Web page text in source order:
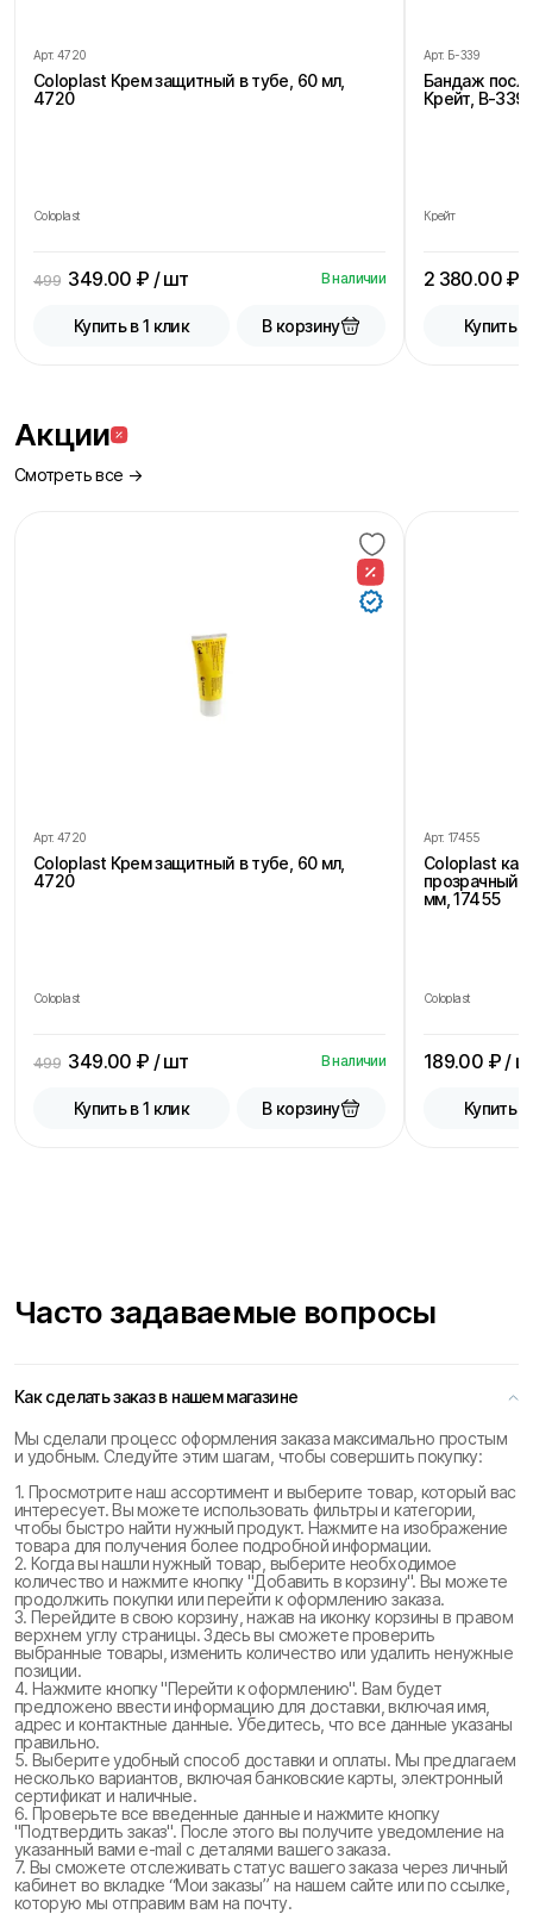
Арт. 4720
Coloplast Крем защитный в тубе, 60 мл,
4720
Coloplast
499 349.00 ₽ / шт В наличии
Купить в 1 клик В корзину
Арт. Б-339
Бандаж
Крейт, В-
Крейт
2 380.00₽ /
Купить в
Акции
Смотреть все →
Арт. 4720
Coloplast Крем защитный в тубе, 60 мл,
4720
Coloplast
499 349.00 ₽ / шт В наличии
Купить в 1 клик В корзину
Арт. 17455
Coloplast
прозрачный,
мм, 17455
Coloplast
189.00 ₽ /
Купить в
Часто задаваемые вопросы
Как сделать заказ в нашем магазине
Мы сделали процесс оформления заказа максимально простым
и удобным. Следуйте этим шагам, чтобы совершить покупку:
1. Просмотрите наш ассортимент и выберите товар, который вас
интересует. Вы можете использовать фильтры и категории,
чтобы быстро найти нужный продукт. Нажмите на изображение
товара для получения более подробной информации.
2. Когда вы нашли нужный товар, выберите необходимое
количество и нажмите кнопку "Добавить в корзину". Вы можете
продолжить покупки или перейти к оформлению заказа.
3. Перейдите в свою корзину, нажав на иконку корзины в правом
верхнем углу страницы. Здесь вы сможете проверить
выбранные товары, изменить количество или удалить ненужные
позиции.
4. Нажмите кнопку "Перейти к оформлению". Вам будет
предложено ввести информацию для доставки, включая имя,
адрес и контактные данные. Убедитесь, что все данные указаны
правильно.
5. Выберите удобный способ доставки и оплаты. Мы предлагаем
несколько вариантов, включая банковские карты, электронный
сертификат и наличные.
6. Проверьте все введенные данные и нажмите кнопку
"Подтвердить заказ". После этого вы получите уведомление на
указанный вами e-mail с деталями вашего заказа.
7. Вы сможете отслеживать статус вашего заказа через личный
кабинет во вкладке “Мои заказы” на нашем сайте или по ссылке,
которую мы отправим вам на почту.